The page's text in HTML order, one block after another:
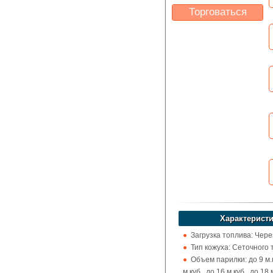
Торговаться
Загрузка топлива:
Тип кожуха: Сеточного
Объем парилки: до 9